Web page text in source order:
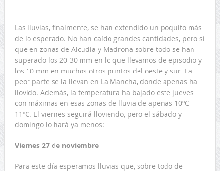
Las lluvias, finalmente, se han extendido un poquito más
de lo esperado. No han caído grandes cantidades, pero sí
que en zonas de Alcudia y Madrona sobre todo se han
superado los 20-30 mm en lo que llevamos de episodio y
los 10 mm en muchos otros puntos del oeste y sur. La
peor parte se la llevan en La Mancha, donde apenas ha
llovido. Además, la temperatura ha bajado este jueves
con máximas en esas zonas de lluvia de apenas 10ºC-
11ºC. El viernes seguirá lloviendo, pero el sábado y
domingo lo hará ya menos:
Viernes 27 de noviembre
Para este día esperamos lluvias que, sobre todo de